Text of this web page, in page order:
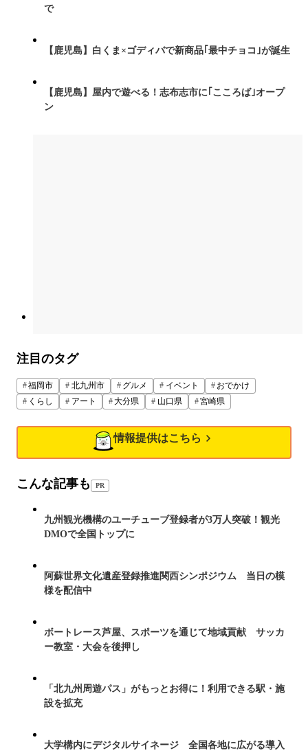
で
【鹿児島】白くま×ゴディバで新商品｢最中チョコ｣が誕生
【鹿児島】屋内で遊べる！志布志市に｢こころば｣オープ
ン
注目のタグ
福岡市 北九州市 グルメ イベント
おでかけ
くらし
アート 大分県 山口県 宮崎県
情報提供はこちら
こんな記事も PR
九州観光機構のユーチューブ登録者が3万人突破！観光
DMOで全国トップに
阿蘇世界文化遺産登録推進関西シンポジウム 当日の模
様を配信中
ボートレース芦屋、スポーツを通じて地域貢献 サッカ
ー教室・大会を後押し
「北九州周遊パス」がもっとお得に！利用できる駅・施
設を拡充
大学構内にデジタルサイネージ 全国各地に広がる導入